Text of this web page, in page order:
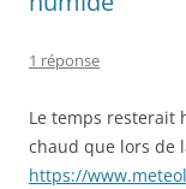
1 réponse
Le temps resterait
chaud que lors de
https://